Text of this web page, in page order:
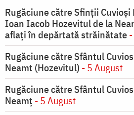
Rugăciune către Sfinții Cuvioși
Ioan Iacob Hozevitul de la
aflați în depărtată străinătate
Rugăciune către Sfântul
Neamt (Hozevitul) - 5 August
Rugăciune către Sfântul
Neamț - 5 August